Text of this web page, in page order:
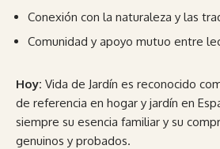
Conexión con la naturaleza y las
Comunidad y apoyo mutuo entre
Hoy: Vida de Jardín es reconocido
de referencia en hogar y jardín en
siempre su esencia familiar y su
genuinos y probados.